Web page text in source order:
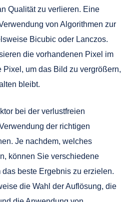
Qualität zu verlieren. Eine
von Algorithmen zur
Bicubic oder Lanczos.
die vorhandenen Pixel im
Pixel, um das Bild zu vergrößern,
bleibt.
bei der verlustfreien
der richtigen
Je nachdem, welches
können Sie verschiedene
beste Ergebnis zu erzielen.
die Wahl der Auflösung, die